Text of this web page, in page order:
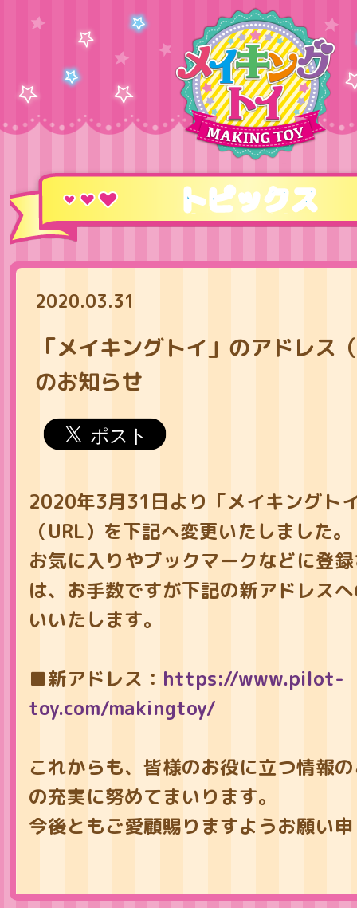
トピックス
2020.03.31
「メイキングトイ」のアドレス
のお知らせ
2020年3月31日より「メイキングト
（URL）を下記へ変更いたしました。
お気に入りやブックマークなどに登
は、お手数ですが下記の新アドレス
いいたします。
■新アドレス： https://www.pilot-
toy.com/makingtoy/
これからも、皆様のお役に立つ情報
の充実に努めてまいります。
今後ともご愛顧賜りますようお願い